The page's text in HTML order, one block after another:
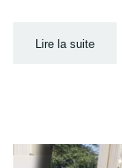
Lire la suite